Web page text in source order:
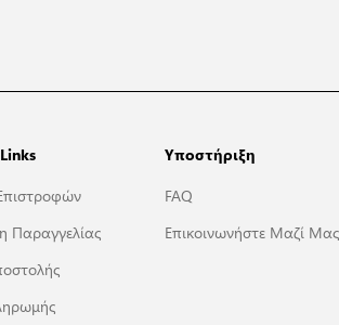
Παραγγελίας
Υποστήριξη
FAQ
Επικοινωνήστε Μαζί Μας